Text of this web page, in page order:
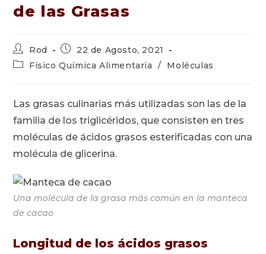
de las Grasas
Autor
de
la
Rod
Publicación
la
22 de Agosto, 2021
Categoría
entrada:
Físico Química Alimentaria / Moléculas
Las grasas culinarias más utilizadas son las de la
familia de los triglicéridos, que consisten en tres
moléculas de ácidos grasos esterificadas con una
molécula de glicerina.
Una molécula de la grasa más común en la manteca
de cacao
Longitud de los ácidos grasos